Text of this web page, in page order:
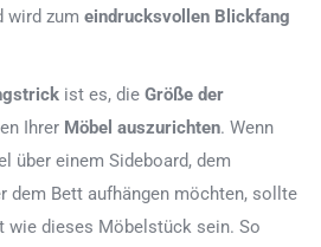
wird zum eindrucksvollen Blickfang
ist es, die Größe der
Ihrer Möbel auszurichten. Wenn
über einem Sideboard, dem
dem Bett aufhängen möchten, sollte
wie dieses Möbelstück sein. So